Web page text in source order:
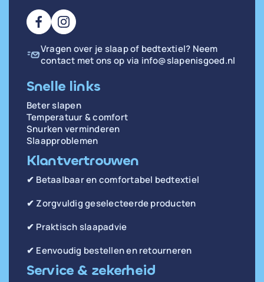
Vragen over je slaap of bedtextiel? Neem
contact met ons op via info@slapenisgoed.nl
Snelle links
Beter slapen
Temperatuur & comfort
Snurken verminderen
Slaapproblemen
Klantvertrouwen
✔ Betaalbaar en comfortabel bedtextiel
✔ Zorgvuldig geselecteerde producten
✔ Praktisch slaapadvie
✔ Eenvoudig bestellen en retourneren
Service & zekerheid